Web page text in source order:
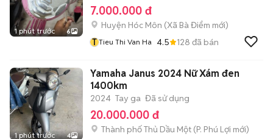
1 phút trước 6
7.000.000 đ
Huyện Hóc Môn (Xã Bà Điểm mới)
T Tieu Thi Van Ha 4.5 128 đã bán
1 phút trước 4
Yamaha Janus 2024 Nữ Xám đen
1400km
2024 Tay ga Đã sử dụng
20.000.000 đ
Thành phố Thủ Dầu Một (P. Phú Lợi mới)